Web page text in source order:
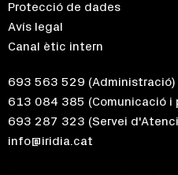
Protecció de dades
Avís legal
Canal ètic intern
693 563 529 (Administració)
613 084 385 (Comunicació i
693 287 323 (Servei
info@iridia.cat